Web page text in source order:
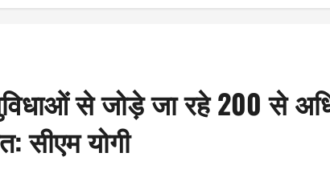
से जोड़े जा रहे 200 से
सीएम योगी